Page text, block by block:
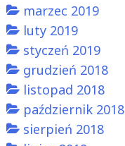
marzec 2019
luty 2019
styczeń 2019
grudzień 2018
listopad 2018
październik 2018
sierpień 2018